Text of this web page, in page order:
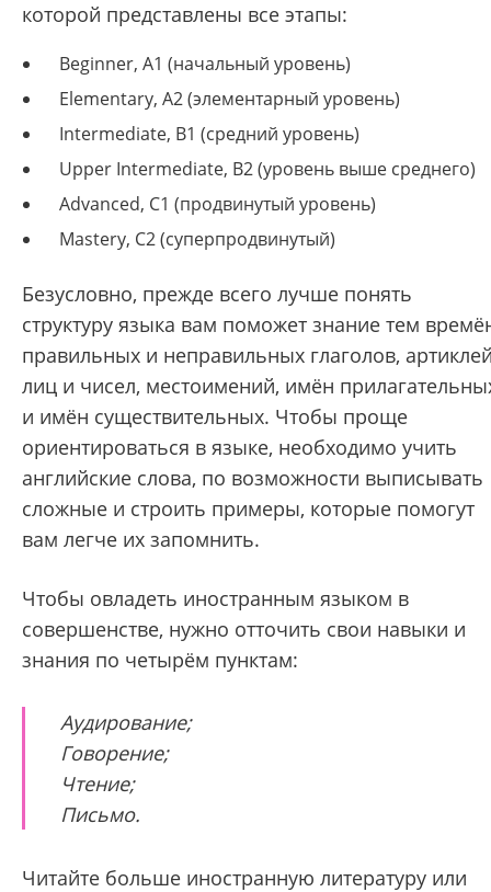
которой представлены все этапы:
Beginner, A1 (начальный уровень)
Elementary, A2 (элементарный уровень)
Intermediate, B1 (средний уровень)
Upper Intermediate, B2 (уровень выше среднего)
Advanced, C1 (продвинутый уровень)
Mastery, C2 (суперпродвинутый)
Безусловно, прежде всего лучше понять
структуру языка вам поможет знание тем
правильных и неправильных глаголов,
лиц и чисел, местоимений, имён
и имён существительных. Чтобы проще
ориентироваться в языке, необходимо учить
английские слова, по возможности выписывать
сложные и строить примеры, которые помогут
вам легче их запомнить.
Чтобы овладеть иностранным языком в
совершенстве, нужно отточить свои навыки и
знания по четырём пунктам:
Аудирование;
Говорение;
Чтение;
Письмо.
Читайте больше иностранную литературу или